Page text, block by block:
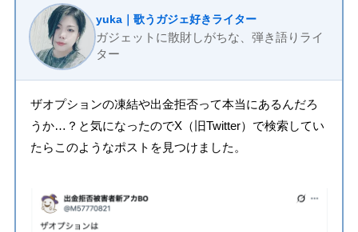
yuka｜歌うガジェ好きライター
ガジェットに散財しがちな、弾き語りライ
ター
ザオプションの凍結や出金拒否って本当にあるんだろ
うか…？と気になったのでX（旧Twitter）で検索してい
たらこのようなポストを見つけました。